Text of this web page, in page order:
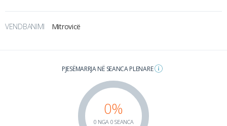
VENDBANIMI Mitrovicë
PJESËMARRJA NË SEANCA PLENARE
0%
0 NGA 0 SEANCA